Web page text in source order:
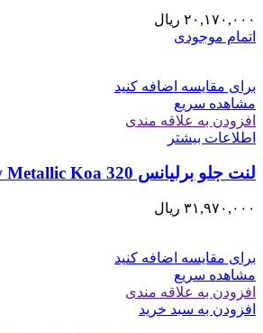
۲۰,۱۷۰,۰۰۰ ریال
اتمام موجودی
برای مقایسه اضافه کنید
مشاهده سریع
افزودن به علاقه مندی
اطلاعات بیشتر
لنت جلو برليانس 320 SunSky RS Low Metallic Koa
۳۱,۹۷۰,۰۰۰ ریال
برای مقایسه اضافه کنید
مشاهده سریع
افزودن به علاقه مندی
افزودن به سبد خرید